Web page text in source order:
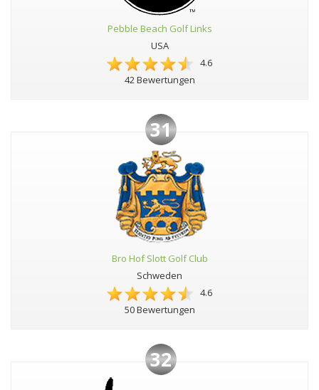
Pebble Beach Golf Links
USA
4.6
42 Bewertungen
31
Bro Hof Slott Golf Club
Schweden
4.6
50 Bewertungen
32